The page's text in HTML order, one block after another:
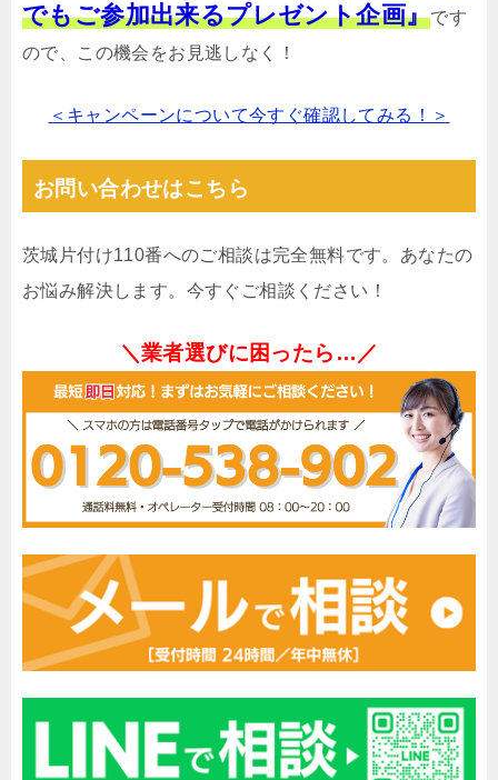
でもご参加出来るプレゼント企画』です
ので、この機会をお見逃しなく！
＜キャンペーンについて今すぐ確認してみる！＞
お問い合わせはこちら
茨城片付け110番へのご相談は完全無料です。あなたの
お悩み解決します。今すぐご相談ください！
＼業者選びに困ったら…／